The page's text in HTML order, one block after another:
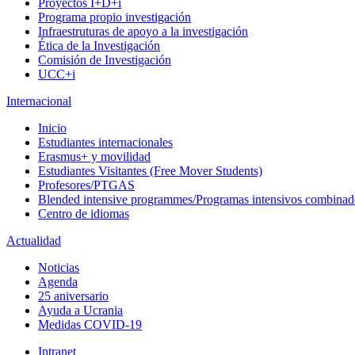
Proyectos I+D+i
Programa propio investigación
Infraestruturas de apoyo a la investigación
Ética de la Investigación
Comisión de Investigación
UCC+i
Internacional
Inicio
Estudiantes internacionales
Erasmus+ y movilidad
Estudiantes Visitantes (Free Mover Students)
Profesores/PTGAS
Blended intensive programmes/Programas intensivos
Centro de idiomas
Actualidad
Noticias
Agenda
25 aniversario
Ayuda a Ucrania
Medidas COVID-19
Intranet